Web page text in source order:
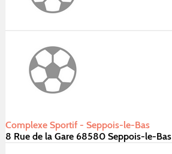
Complexe Sportif - Seppois-le-Bas
8 Rue de la Gare 68580 Seppois-le-Bas